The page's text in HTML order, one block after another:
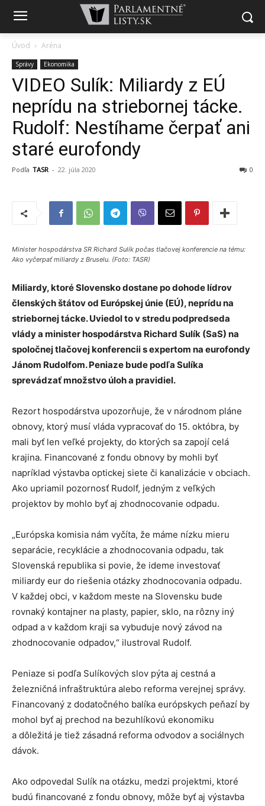
Úvod Aréna
Správy Ekonomika
VIDEO Sulík: Miliardy z EÚ
neprídu na striebornej tácke.
Rudolf: Nestíhame čerpať ani
staré eurofondy
Podľa TASR - 22. júla 2020 0
Minister hospodárstva SR Richard Sulík počas tlačovej konferencie na tému:
Ako vyčerpať miliardy z Bruselu. (Foto: TASR)
Miliardy, ktoré Slovensko dostane po dohode lídrov
členských štátov od Európskej únie (EÚ), neprídu na
striebornej tácke. Uviedol to v stredu podpredseda
vlády a minister hospodárstva Richard Sulík (SaS) na
spoločnej tlačovej konferencii s expertom na eurofondy
Jánom Rudolfom. Peniaze bude podľa Sulíka
sprevádzať množstvo úloh a pravidiel.
Rezort hospodárstva upozorňuje, že v národnom pláne
obnovy, ktorý musí vláda vypracovať do 15. októbra, by
mali byť len veľké projekty, do ktorých sa zapojí celá
krajina. Financované z fondu obnovy by mohli byť
napríklad výstavba optickej siete či kanalizácie v obciach.
Ako upriamil pozornosť Rudolf, jedným z veľkých
projektov by mohlo byť aj zhodnocovanie odpadu.
„Európska komisia nám vyčíta, že máme nízku mieru
separácie, recyklácie a zhodnocovania odpadu, tak
Slovenská republika si povie, že ideme investovať
miliardy eur do riešenia otázky zhodnocovania odpadu.
V každej obci, v každom meste na Slovensku bude
rovnaký kontajner na plasty, papier, sklo, na rôzny iný
odpad a v každom kraji sa vybuduje nový závod na
zhodnocovanie odpadov,“ ilustroval Rudolf.
Peniaze si podľa Sulíkových slov pýta aj cestná a
železničná infraštruktúra alebo reforma verejnej správy.
Financovaný z dodatočného balíka európskych peňazí by
mohol byť aj prechod na bezuhlíkovú ekonomiku
a dôležitá je tiež zásadná reforma odvodov a sociálnych
dávok.
Ako odpovedal Sulík na otázku, medzi projektmi, ktoré
budú financované z fondu obnovy, môže byť aj výstavba